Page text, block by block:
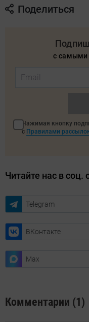
Поделиться
с самыми
Нажимая кнопку
с Правилами
Читайте нас в соц.
Telegram
ВКонтакте
Max
Комментарии (1)